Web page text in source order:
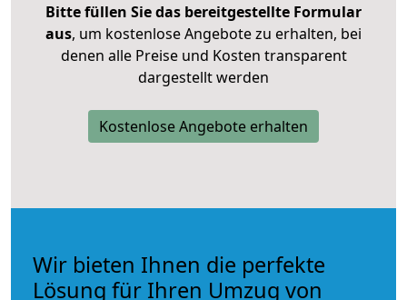
Bitte füllen Sie das bereitgestellte Formular
aus, um kostenlose Angebote zu erhalten, bei
denen alle Preise und Kosten transparent
dargestellt werden
Kostenlose Angebote erhalten
Wir bieten Ihnen die perfekte
Lösung für Ihren Umzug von